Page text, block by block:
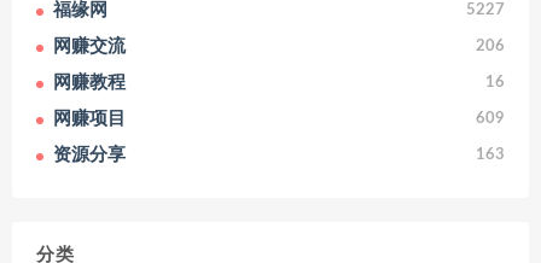
福缘网 5227
网赚交流 206
网赚教程 16
网赚项目 609
资源分享 163
分类